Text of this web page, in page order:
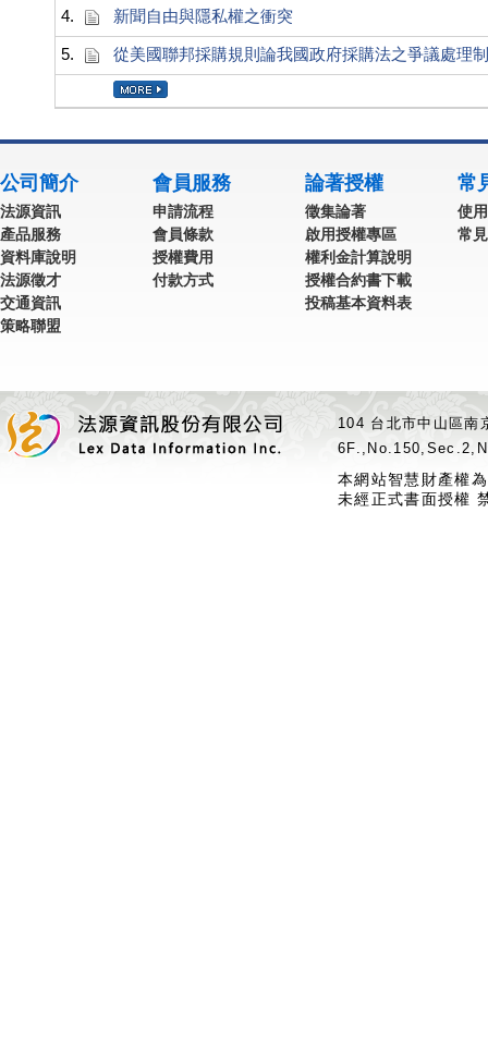
4. 新聞自由與隱私權之衝突
5. 從美國聯邦採購規則論我國政府採購法之爭議處理
公司簡介
法源資訊
產品服務
資料庫說明
法源徵才
交通資訊
策略聯盟
會員服務
申請流程
會員條款
授權費用
付款方式
論著授權
徵集論著
啟用授權專區
權利金計算說明
授權合約書下載
投稿基本資料表
常
使
常
104 台北市中山區
本網站智慧財產權
未經正式書面授權